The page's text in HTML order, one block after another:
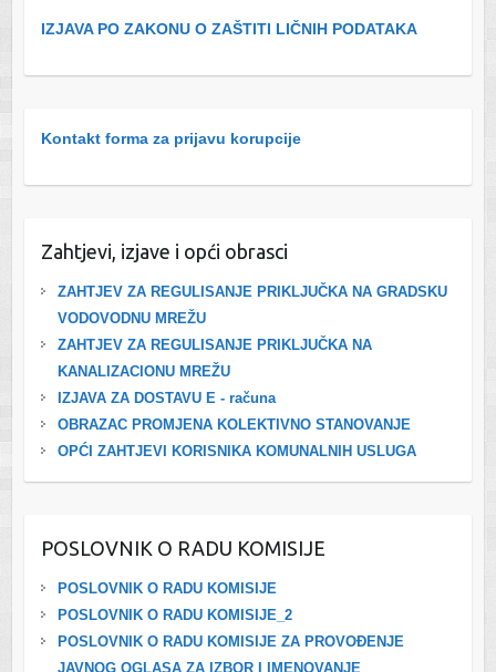
IZJAVA PO ZAKONU O ZAŠTITI LIČNIH PODATAKA
Kontakt forma za prijavu korupcije
Zahtjevi, izjave i opći obrasci
ZAHTJEV ZA REGULISANJE PRIKLJUČKA NA GRADSKU
VODOVODNU MREŽU
ZAHTJEV ZA REGULISANJE PRIKLJUČKA NA
KANALIZACIONU MREŽU
IZJAVA ZA DOSTAVU E - računa
OBRAZAC PROMJENA KOLEKTIVNO STANOVANJE
OPĆI ZAHTJEVI KORISNIKA KOMUNALNIH USLUGA
POSLOVNIK O RADU KOMISIJE
POSLOVNIK O RADU KOMISIJE
POSLOVNIK O RADU KOMISIJE_2
POSLOVNIK O RADU KOMISIJE ZA PROVOĐENJE
JAVNOG OGLASA ZA IZBOR I IMENOVANJE